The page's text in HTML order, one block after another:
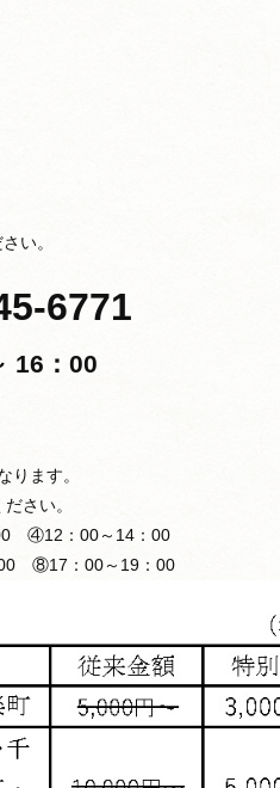
い。
6771
16：00
ります。
さい。
④12：00～14：00
⑧17：00～19：00